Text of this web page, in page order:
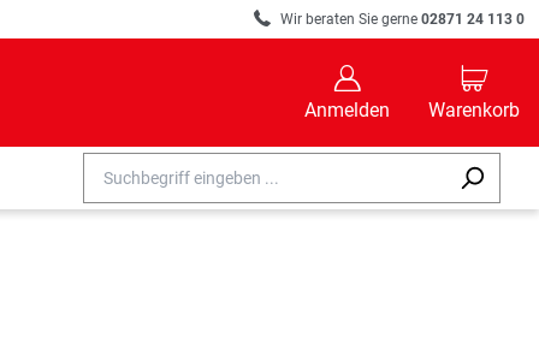
R Wir beraten Sie gerne 02871 24 113 0
B
Anmelden
C
Warenkorb